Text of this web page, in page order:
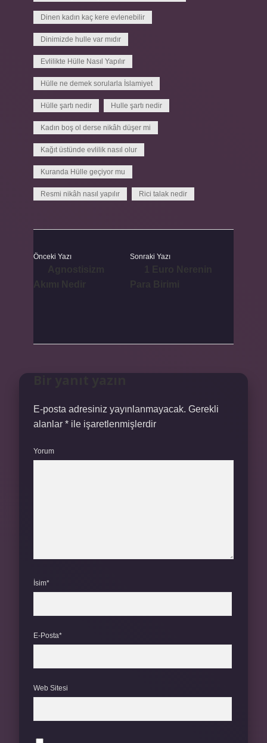
Dinen kadın kaç kere evlenebilir
Dinimizde hulle var mıdır
Evlilikte Hülle Nasıl Yapılır
Hülle ne demek sorularla İslamiyet
Hülle şartı nedir Hulle şartı nedir
Kadın boş ol derse nikâh düşer mi
Kağıt üstünde evlilik nasıl olur
Kuranda Hülle geçiyor mu
Resmi nikâh nasıl yapılır Rici talak nedir
Önceki Yazı Sonraki Yazı
E-posta adresiniz yayınlanmayacak. Gerekli
alanlar * ile işaretlenmişlerdir
Yorum
İsim*
E-Posta*
Web Sitesi